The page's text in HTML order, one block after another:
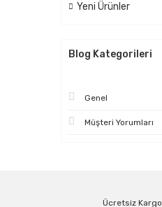
Yeni Ürünler
Blog Kategorileri
Genel
Müşteri Yorumları
Ücretsiz Kargo